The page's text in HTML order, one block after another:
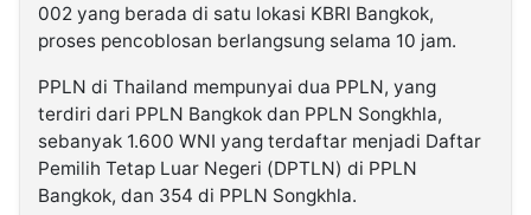
002 yang berada di satu lokasi KBRI Bangkok,
proses pencoblosan berlangsung selama 10 jam.
PPLN di Thailand mempunyai dua PPLN, yang
terdiri dari PPLN Bangkok dan PPLN Songkhla,
sebanyak 1.600 WNI yang terdaftar menjadi Daftar
Pemilih Tetap Luar Negeri (DPTLN) di PPLN
Bangkok, dan 354 di PPLN Songkhla.